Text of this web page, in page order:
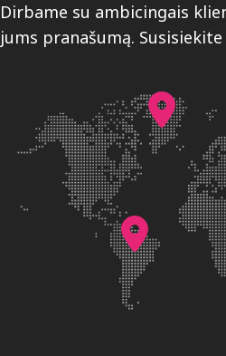
Dirbame su ambicingais
jums pranašumą.